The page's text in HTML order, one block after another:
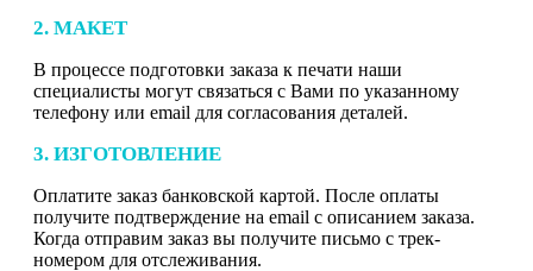
2. МАКЕТ
В процессе подготовки заказа к печати наши
специалисты могут связаться с Вами по указанному
телефону или email для согласования деталей.
3. ИЗГОТОВЛЕНИЕ
Оплатите заказ банковской картой. После оплаты
получите подтверждение на email с описанием заказа.
Когда отправим заказ вы получите письмо с трек-
номером для отслеживания.